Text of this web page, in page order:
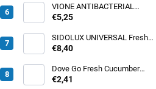
VIONE ANTIBACTERIAL
tekuté mydlo 5L
€5,25
SIDOLUX UNIVERSAL Fresh
Lemon 5L
€8,40
Dove Go Fresh Cucumber
dámsky roll-on 50ml
€2,41